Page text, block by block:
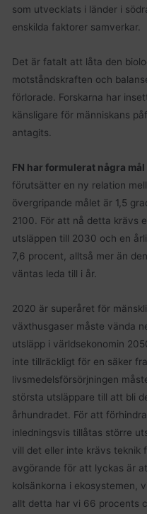
som utvecklats i länder i
enskilda faktorer samverkar.
Det är fatalt att låta den
motståndskraften och
förlorade. Forskarna har
känsligare för människans
antagits.
FN har formulerat några mål
förutsätter en ny relation
övergripande målet är 1,5
2100. För att nå detta krävs
utsläppen till 2030 och en
7,6 procent, alltså mer än
väntas leda till i år.
2020 är superåret för
växthusgaser måste vända
utsläpp i världsekonomin
inte tillräckligt för en säker
livsmedelsförsörjningen
största utsläppare till att bli
århundradet. För att
inledningsvis tillåtas större
vill det eller inte krävs teknik
avgörande för att lyckas är
kolsänkorna i ekosystemen,
allt detta har vi 66 procents